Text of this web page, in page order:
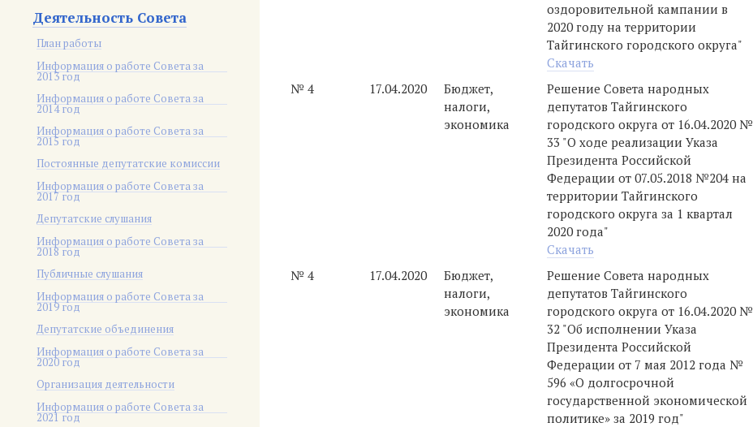
Деятельность Совета
План работы
Информация о работе Совета за
2013 год
Информация о работе Совета за
2014 год
Информация о работе Совета за
2015 год
Постоянные депутатские комиссии
Информация о работе Совета за
2017 год
Депутатские слушания
Информация о работе Совета за
2018 год
Публичные слушания
Информация о работе Совета за
2019 год
Депутатские объединения
Информация о работе Совета за
2020 год
Организация деятельности
Информация о работе Совета за
2021 год
оздоровительной кампании в
2020 году на территории
Тайгинского городского округа"
Скачать
№ 4
17.04.2020
Бюджет,
налоги,
экономика
Решение Совета народных
депутатов Тайгинского
городского округа от 16.04.2020 №
33 "О ходе реализации Указа
Президента Российской
Федерации от 07.05.2018 №204 на
территории Тайгинского
городского округа за 1 квартал
2020 года"
Скачать
№ 4
17.04.2020
Бюджет,
налоги,
экономика
Решение Совета народных
депутатов Тайгинского
городского округа от 16.04.2020 №
32 "Об исполнении Указа
Президента Российской
Федерации от 7 мая 2012 года №
596 «О долгосрочной
государственной экономической
политике» за 2019 год"